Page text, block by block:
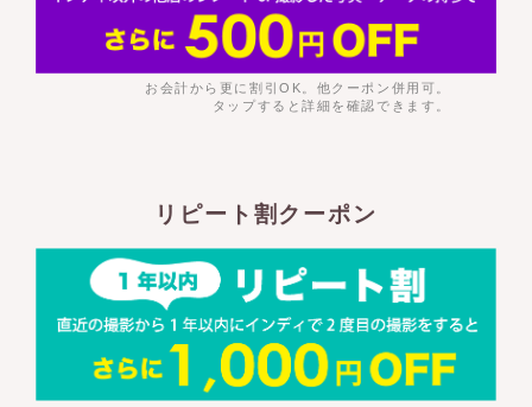
お会計から更に割引OK。他クーポン併用可。
タップすると詳細を確認できます。
リピート割クーポン